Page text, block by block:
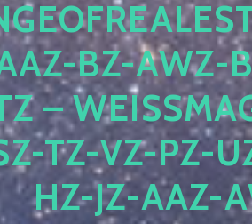
BZ-AWZ-
–
VZ-PZ-UZ-
-JZ-AAZ-